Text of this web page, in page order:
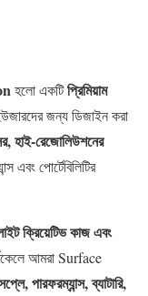
হলো একটিপ্রিমিয়াম
জন্য ডিজাইন করা
হাই-রেজোলিউশনের
এবং পোর্টেবিলিটির
ক্রিয়েটিভ কাজ এবং
আমরা Surface
পারফরম্যান্স, ব্যাটারি,